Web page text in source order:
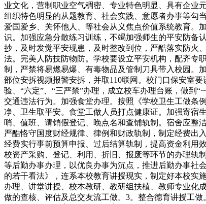
业文化，营制职业空气稠密、专业特色明显、具有企业
组织特色明显的从题教育、社会实践、意愿者办事等勾
爱国爱乡、关怀他人、等社会从义焦点价值系统教育。
识。加强应急分散练习训练，不竭加强师生的平安防备
抄，及时发觉平安现患，及时整改到位，严酷落实防火
法。完美人防技防物防。学校要设立平安机构，配齐专
制，严禁将易燃易爆、有毒物品及管制刀具带入校园。
部位安拆视频报警安拆，并取110联网。校门口保安室
验、“六定”、“三严禁”办理，成立校车办理台账，做到
交通违法行为。加强食堂办理。按照《学校卫生工做条
净、卫生取平安。食堂工做人员打点健康证。加强寄宿
哨、值班、请销假登记、晚点名和查铺轨制。宿舍应整
严酷恪守国度财经规律、律例和财政轨制，制定经费出
经费实行事前预算申报、过后结算轨制，提高资金利用
校资产采购、登记、利用、折旧、报废等环节的办理轨
等后勤办事办理，以优良办事为沉点，推进后勤办事社
的若干看法》，连系本校教育讲授现实，制定好本校实
办理、讲堂讲授、校本教研、教研组扶植、教师专业化
做的查核、评估及总交友流工做。3。整合德育讲授工